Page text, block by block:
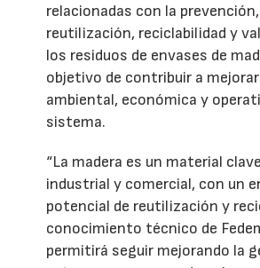
relacionadas con la prevención,
reutilización, reciclabilidad y
los residuos de envases de
objetivo de contribuir a
ambiental, económica y
sistema.
“La madera es un material
industrial y comercial, con un
potencial de reutilización y
conocimiento técnico de
permitirá seguir mejorando la